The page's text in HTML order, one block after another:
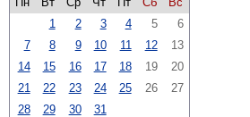
1
2 3 4 5
6
7
8 9 10 11 12
13
14
15 16 17 18 19
20
21
22 23 24 25 26
27
28
29 30 31